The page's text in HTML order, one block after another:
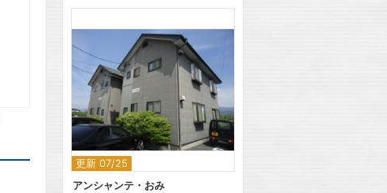
更新 07/25
2
アンシャンテ・おみ